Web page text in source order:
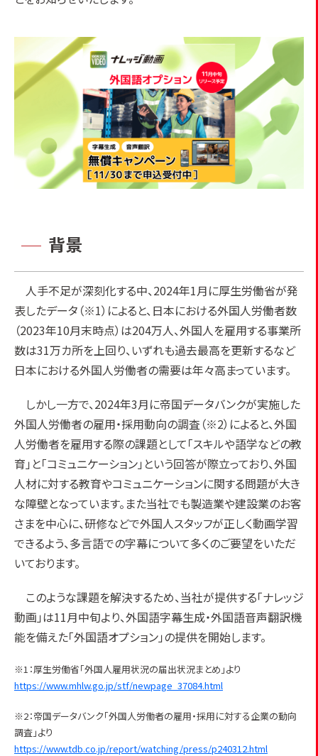
背景
人手不足が深刻化する中、2024年1月に厚生労働省が発
表したデータ（※1）によると、日本における外国人労働者数
（2023年10月末時点）は204万人、外国人を雇用する事業所
数は31万カ所を上回り、いずれも過去最高を更新するなど
日本における外国人労働者の需要は年々高まっています。
しかし一方で、2024年3月に帝国データバンクが実施した
外国人労働者の雇用・採用動向の調査（※2）によると、外国
人労働者を雇用する際の課題として「スキルや語学などの教
育」と「コミュニケーション」という回答が際立っており、外国
人材に対する教育やコミュニケーションに関する問題が大き
な障壁となっています。また当社でも製造業や建設業のお客
さまを中心に、研修などで外国人スタッフが正しく動画学習
できるよう、多言語での字幕について多くのご要望をいただ
いております。
このような課題を解決するため、当社が提供する「ナレッジ
動画」は11月中旬より、外国語字幕生成・外国語音声翻訳機
能を備えた「外国語オプション」の提供を開始します。
※1：厚生労働省「外国人雇用状況の届出状況まとめ」より
https://www.mhlw.go.jp/stf/newpage_37084.html
※2：帝国データバンク「外国人労働者の雇用・採用に対する企業の動向
調査」より
https://www.tdb.co.jp/report/watching/press/p240312.html